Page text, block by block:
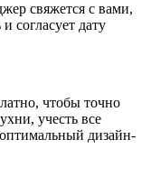
свяжется с вами,
согласует дату
чтобы точно
учесть все
дизайн-